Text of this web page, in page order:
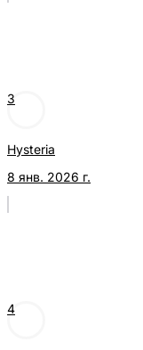
3
Hysteria
8 янв. 2026 г.
4